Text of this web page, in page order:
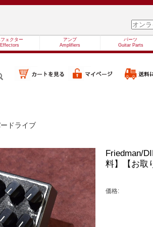
フェクター
Effectors
アンプ
Amplifiers
パーツ
Guitar Parts
ドライブ
Friedman/
料】【お取
価格: